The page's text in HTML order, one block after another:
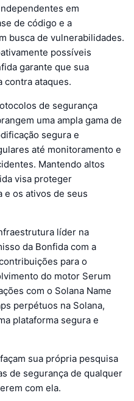
em
de código e a
busca de vulnerabilidades.
possíveis
garante que sua
contra ataques.
de segurança
uma ampla gama de
segura e
até monitoramento e
Mantendo altos
visa proteger
e os ativos de seus
líder na
da Bonfida com a
para o
do motor Serum
com o Solana Name
perpétuos na Solana,
plataforma segura e
sua própria pesquisa
de segurança de qualquer
com ela.